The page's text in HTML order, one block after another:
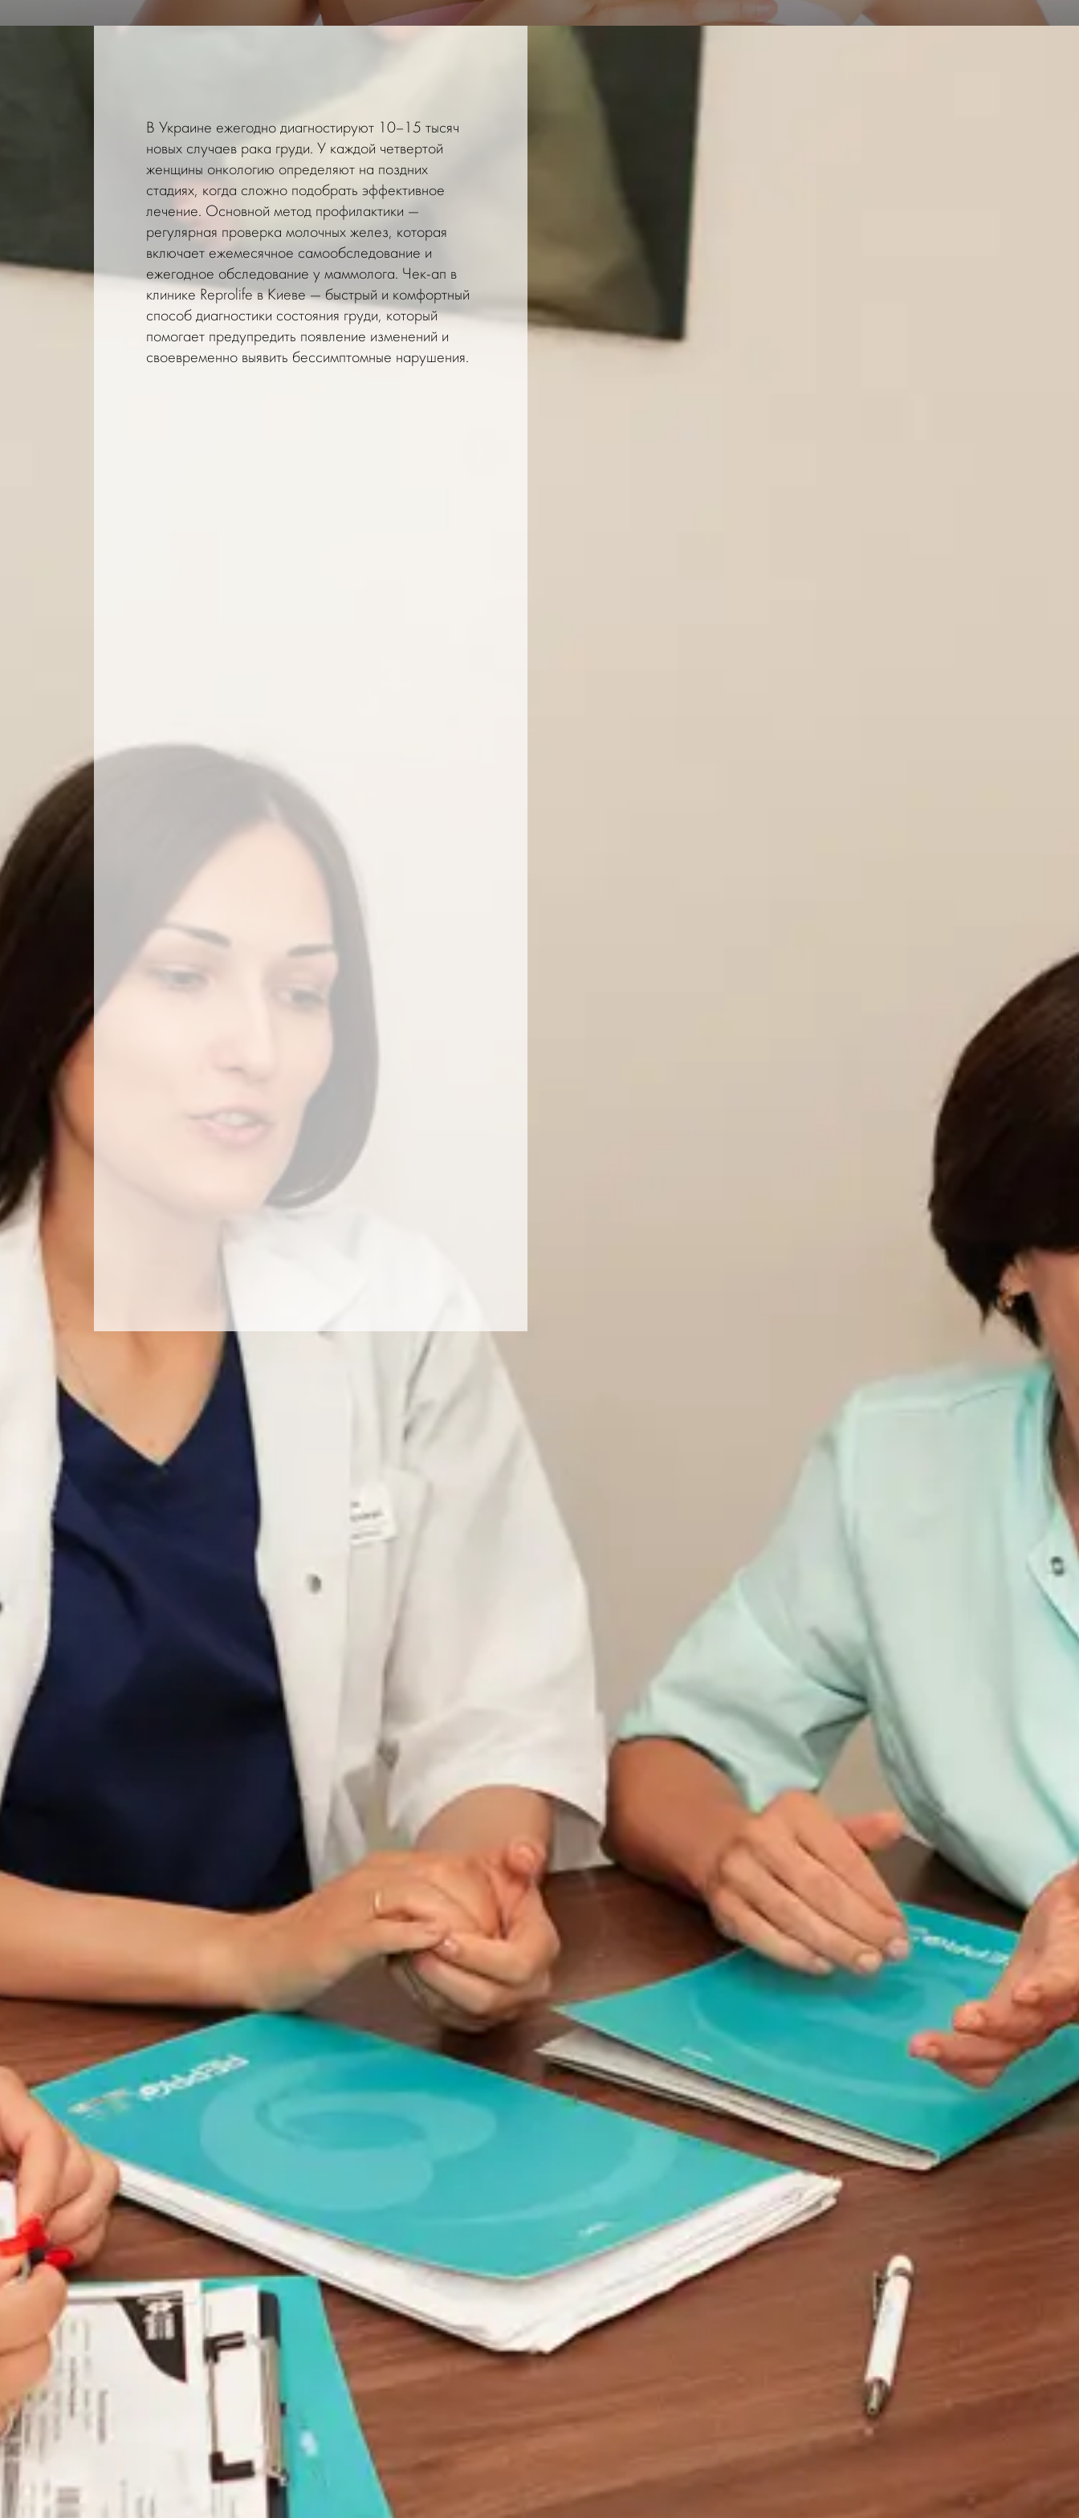
В Украине ежегодно диагностируют 10–15 тысяч
новых случаев рака груди. У каждой четвертой
женщины онкологию определяют на поздних
стадиях, когда сложно подобрать эффективное
лечение. Основной метод профилактики —
регулярная проверка молочных желез, которая
включает ежемесячное самообследование и
ежегодное обследование у маммолога. Чек-ап в
клинике Reprolife в Киеве — быстрый и комфортный
способ диагностики состояния груди, который
помогает предупредить появление изменений и
своевременно выявить бессимптомные нарушения.